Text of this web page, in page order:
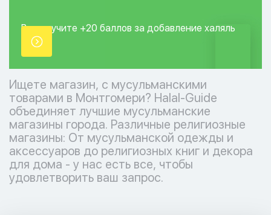
Вы получите +20 баллов за добавление халяль
точки.
Ищете магазин, с мусульманскими
товарами в Монтгомери? Halal-Guide
объединяет лучшие мусульманские
магазины города. Различные религиозные
магазины: От мусульманской одежды и
аксессуаров до религиозных книг и декора
для дома - у нас есть все, чтобы
удовлетворить ваш запрос.